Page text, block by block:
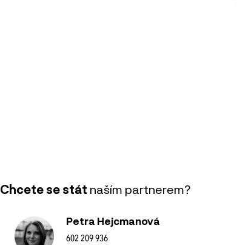
Chcete se stát naším partnerem?
Petra Hejcmanová
602 209 936